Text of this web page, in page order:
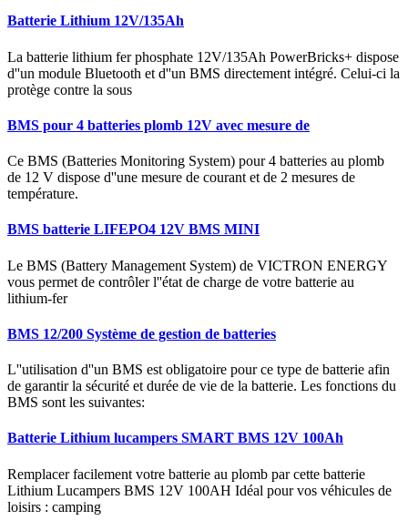
Batterie Lithium 12V/135Ah
La batterie lithium fer phosphate 12V/135Ah PowerBricks+ dispose
d''un module Bluetooth et d''un BMS directement intégré. Celui-ci la
protège contre la sous
BMS pour 4 batteries plomb 12V avec mesure de
Ce BMS (Batteries Monitoring System) pour 4 batteries au plomb
de 12 V dispose d''une mesure de courant et de 2 mesures de
température.
BMS batterie LIFEPO4 12V BMS MINI
Le BMS (Battery Management System) de VICTRON ENERGY
vous permet de contrôler l''état de charge de votre batterie au
lithium-fer
BMS 12/200 Système de gestion de batteries
L''utilisation d''un BMS est obligatoire pour ce type de batterie afin
de garantir la sécurité et durée de vie de la batterie. Les fonctions du
BMS sont les suivantes:
Batterie Lithium lucampers SMART BMS 12V 100Ah
Remplacer facilement votre batterie au plomb par cette batterie
Lithium Lucampers BMS 12V 100AH Idéal pour vos véhicules de
loisirs : camping